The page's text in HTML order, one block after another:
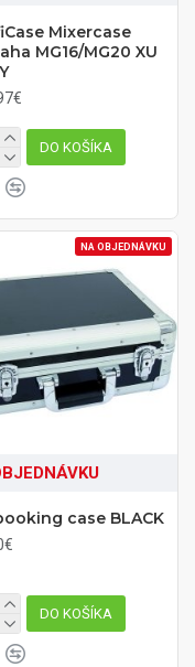
Mixercase
MG16/MG20 XU
DO KOŠÍKA
NA OBJEDNÁVKU
case BLACK
DO KOŠÍKA